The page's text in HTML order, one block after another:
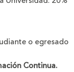
o egresado
Continua.